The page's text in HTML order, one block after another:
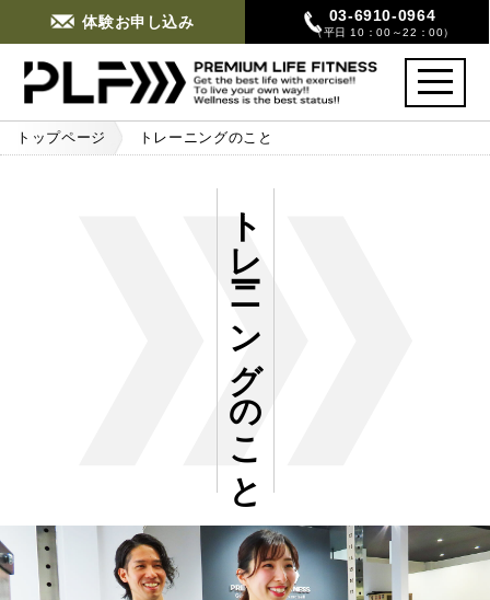
体験お申し込み 03-6910-0964
（平日 10：00～22：00）
toggle
トップページ トレーニングのこと
トレーニングのこと